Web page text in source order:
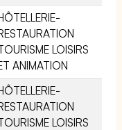
LOISIRS
ANIMATION
LOISIRS